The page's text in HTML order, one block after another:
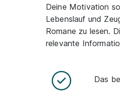
Deine Motivation
Lebenslauf und
Romane zu lesen.
relevante
Das